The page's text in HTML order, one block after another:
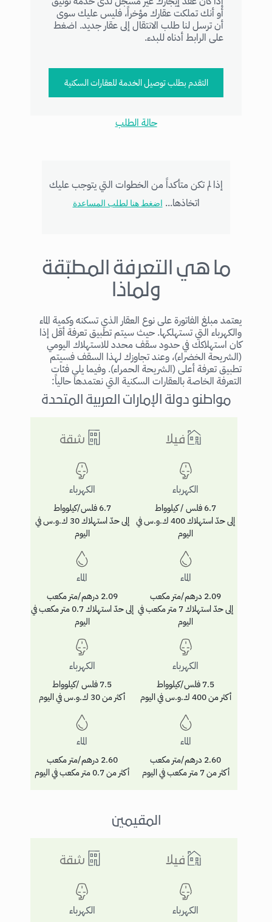
أو أنك تملكت عقارك مؤخراً، فليس عليك سوى
أن ترسل لنا طلب الانتقال إلى عقار جديد. اضغط
على الرابط أدناه للبدء.
التقدم بطلب توصيل الخدمة للعقارات السكنية
حالة الطلب
إذا لم تكن متأكداً من الخطوات التي يتوجب عليك
اتخاذها...اضغط هنا لطلب المساعدة
ما هي التعرفة المطبّقة
ولماذا
يعتمد مبلغ الفاتورة على نوع العقار الذي تسكنه وكمية الماء
والكهرباء التي تستهلكها. حيث سيتم تطبيق تعرفة أقل إذا
كان استهلاكك في حدود سقف محدد للاستهلاك اليومي
(الشريحة الخضراء)، وعند تجاوزك لهذا السقف فسيتم
تطبيق تعرفة أعلى (الشريحة الحمراء). وفيما يلي فئات
التعرفة الخاصة بالعقارات السكنية التي نعتمدها حالياً:
مواطنو دولة الإمارات العربية المتحدة
فيلا
الكهرباء
6.7 فلس / كيلوواط
إلى حدّ استهلاك 400 ك.و.س في
اليوم
الماء
2.09 درهم/متر مكعب
إلى حدّ استهلاك 7 متر مكعب في
اليوم
الكهرباء
7.5 فلس/كيلوواط
أكثر من 400 ك.و.س في اليوم
الماء
2.60 درهم/متر مكعب
أكثر من 7 متر مكعب في اليوم
شقة
الكهرباء
6.7 فلس/كيلوواط
إلى حدّ استهلاك 30 ك.و.س في
اليوم
الماء
2.09 درهم/متر مكعب
إلى حدّ استهلاك 0.7 متر مكعب في
اليوم
الكهرباء
7.5 فلس /كيلوواط
أكثر من 30 ك.و.س في اليوم
الماء
2.60 درهم/متر مكعب
أكثر من 0.7 متر مكعب في اليوم
المقيمين
فيلا
الكهرباء
شقة
الكهرباء